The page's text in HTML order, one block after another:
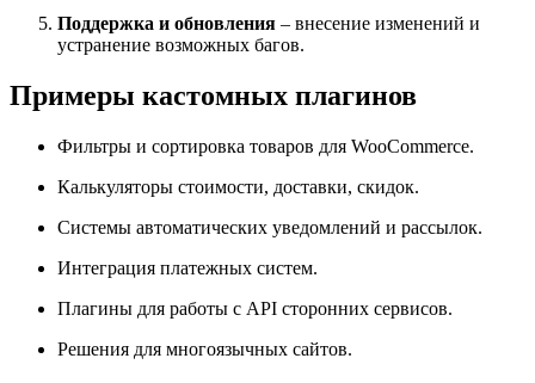
Поддержка и обновления – внесение изменений и
устранение возможных багов.
Примеры кастомных плагинов
Фильтры и сортировка товаров для WooCommerce.
Калькуляторы стоимости, доставки, скидок.
Системы автоматических уведомлений и рассылок.
Интеграция платежных систем.
Плагины для работы с API сторонних сервисов.
Решения для многоязычных сайтов.